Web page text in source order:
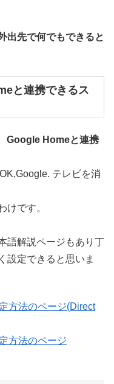
出先で何でもできると
と連携できるス
Google Homeと連携
テレビを消
けです。
語解説ページもあり丁
設定できると思いま
方法のページ(Direct
方法のページ